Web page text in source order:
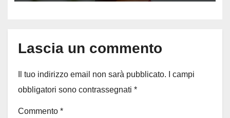
Lascia un commento
Il tuo indirizzo email non sarà pubblicato.
I campi
obbligatori sono contrassegnati *
Commento *